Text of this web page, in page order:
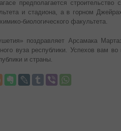
предполагается строительство
и стадиона, а в горном
биологического факультета.
поздравляет Арсамака
вуза республики. Успехов вам
и страны.